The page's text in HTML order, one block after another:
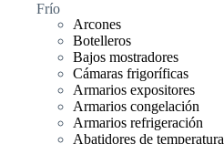
Frío
Arcones
Botelleros
Bajos mostradores
Cámaras frigoríficas
Armarios expositores
Armarios congelación
Armarios refrigeración
Abatidores de temperatura